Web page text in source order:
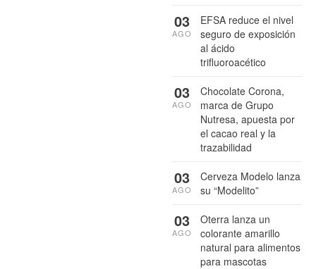
EFSA reduce el nivel
seguro de exposición
al ácido
trifluoroacético
03
AGO
Chocolate Corona,
marca de Grupo
Nutresa, apuesta por
el cacao real y la
trazabilidad
03
AGO
Cerveza Modelo lanza
su “Modelito”
03
AGO
Oterra lanza un
colorante amarillo
natural para alimentos
para mascotas
03
AGO